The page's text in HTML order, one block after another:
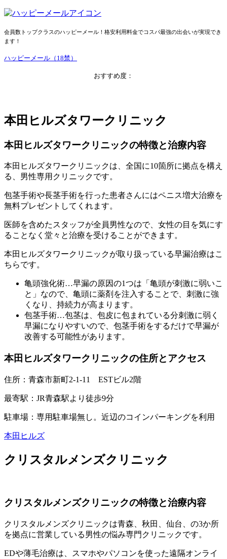
会員数トップクラスのハッピーメール！格安利用料金でコスパ最強の出会いが実現でき
ます！
ハッピーメール（18禁）
おすすめ度：
本田ヒルズタワークリニック
本田ヒルズタワークリニックの特徴と治療内容
本田ヒルズタワークリニックは、全国に10箇所に拠点を構え
る、男性専用クリニックです。
包茎手術や長茎手術を行った患者さんにはペニス増大治療を
無料プレゼントしてくれます。
医師を含めたスタッフが全員男性なので、女性の目を気にす
ることなく堂々と治療を受けることができます。
本田ヒルズタワークリニックが取り扱っている早漏治療はこ
ちらです。
亀頭強化術…早漏の原因の1つは「亀頭が刺激に弱いこ
と」なので、亀頭に薬剤を注入することで、刺激に強
くなり、持続力が高まります。
包茎手術…包茎は、包皮に包まれている分刺激に弱く
早漏になりやすいので、包茎手術をするだけで早漏が
改善する可能性があります。
本田ヒルズタワークリニックの住所とアクセス
住所： 青森市新町2-1-11 ESTビル2階
最寄駅： JR青森駅より徒歩9分
駐車場： 専用駐車場無し。近辺のコインパーキングを利用
本田ヒルズ
クリスタルメンズクリニック
クリスタルメンズクリニックの特徴と治療内容
クリスタルメンズクリニックは青森、秋田、仙台、の3か所
を拠点に営業している男性の悩み専門クリニックです。
EDや薄毛治療は、スマホやパソコンを使った遠隔オンライ